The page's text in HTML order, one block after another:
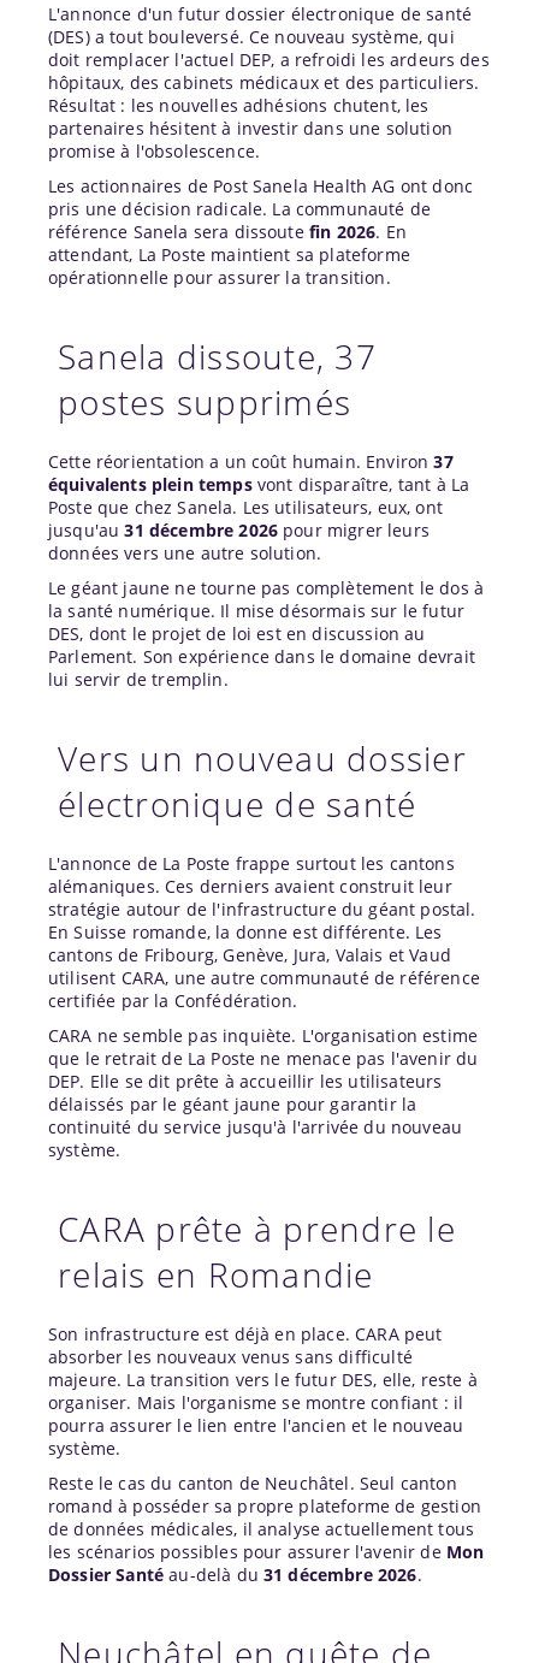
L'annonce d'un futur dossier électronique de santé
(DES) a tout bouleversé. Ce nouveau système, qui
doit remplacer l'actuel DEP, a refroidi les ardeurs des
hôpitaux, des cabinets médicaux et des particuliers.
Résultat : les nouvelles adhésions chutent, les
partenaires hésitent à investir dans une solution
promise à l'obsolescence.
Les actionnaires de Post Sanela Health AG ont donc
pris une décision radicale. La communauté de
référence Sanela sera dissoute fin 2026. En
attendant, La Poste maintient sa plateforme
opérationnelle pour assurer la transition.
Sanela dissoute, 37
postes supprimés
Cette réorientation a un coût humain. Environ37
équivalents plein tempsvont disparaître, tant à La
Poste que chez Sanela. Les utilisateurs, eux, ont
jusqu'au31 décembre 2026 pour migrer leurs
données vers une autre solution.
Le géant jaune ne tourne pas complètement le dos à
la santé numérique. Il mise désormais sur le futur
DES, dont le projet de loi est en discussion au
Parlement. Son expérience dans le domaine devrait
lui servir de tremplin.
Vers un nouveau dossier
électronique de santé
L'annonce de La Poste frappe surtout les cantons
alémaniques. Ces derniers avaient construit leur
stratégie autour de l'infrastructure du géant postal.
En Suisse romande, la donne est différente. Les
cantons de Fribourg, Genève, Jura, Valais et Vaud
utilisent CARA, une autre communauté de référence
certifiée par la Confédération.
CARA ne semble pas inquiète. L'organisation estime
que le retrait de La Poste ne menace pas l'avenir du
DEP. Elle se dit prête à accueillir les utilisateurs
délaissés par le géant jaune pour garantir la
continuité du service jusqu'à l'arrivée du nouveau
système.
CARA prête à prendre le
relais en Romandie
Son infrastructure est déjà en place. CARA peut
absorber les nouveaux venus sans difficulté
majeure. La transition vers le futur DES, elle, reste à
organiser. Mais l'organisme se montre confiant : il
pourra assurer le lien entre l'ancien et le nouveau
système.
Reste le cas du canton de Neuchâtel. Seul canton
romand à posséder sa propre plateforme de gestion
de données médicales, il analyse actuellement tous
les scénarios possibles pour assurer l'avenir de Mon
Dossier Santé au-delà du31 décembre 2026.
Neuchâtel en quête de